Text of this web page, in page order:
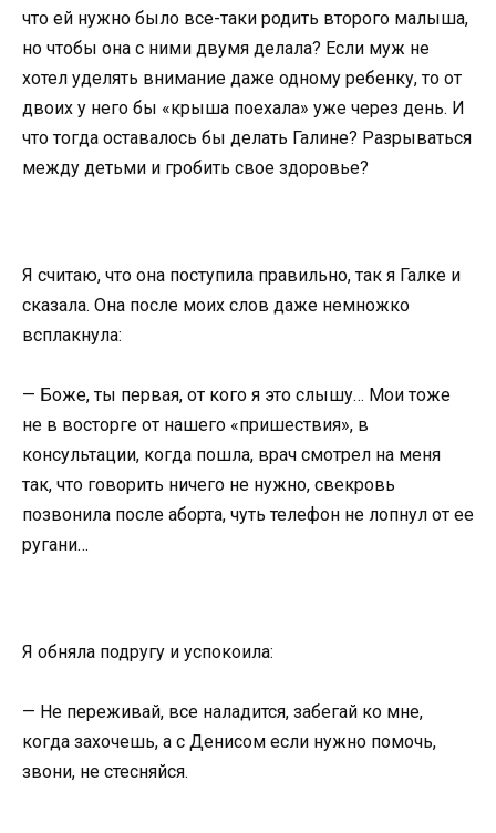
что ей нужно было все-таки родить второго малыша,
но чтобы она с ними двумя делала? Если муж не
хотел уделять внимание даже одному ребенку, то от
двоих у него бы «крыша поехала» уже через день. И
что тогда оставалось бы делать Галине? Разрываться
между детьми и гробить свое здоровье?
Я считаю, что она поступила правильно, так я Галке и
сказала. Она после моих слов даже немножко
всплакнула:
— Боже, ты первая, от кого я это слышу… Мои тоже
не в восторге от нашего «пришествия», в
консультации, когда пошла, врач смотрел на меня
так, что говорить ничего не нужно, свекровь
позвонила после аборта, чуть телефон не лопнул от ее
ругани…
Я обняла подругу и успокоила:
— Не переживай, все наладится, забегай ко мне,
когда захочешь, а с Денисом если нужно помочь,
звони, не стесняйся.